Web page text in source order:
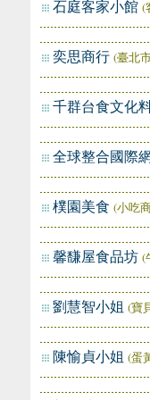
石庭客家小館 (
奕思商行 (臺北
千群台食文化
全球整合國際
樸園美食 (小吃
馨馦屋食品坊 (
劉慧智小姐 (寶
陳愉貞小姐 (蛋